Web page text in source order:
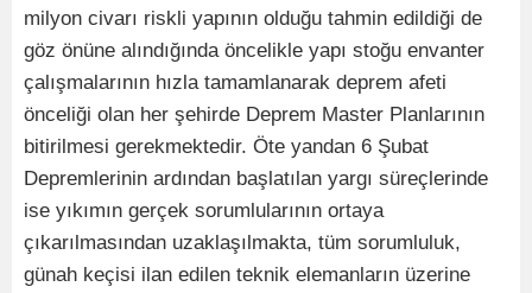
milyon civarı riskli yapının olduğu tahmin edildiği de
göz önüne alındığında öncelikle yapı stoğu envanter
çalışmalarının hızla tamamlanarak deprem afeti
önceliği olan her şehirde Deprem Master Planlarının
bitirilmesi gerekmektedir. Öte yandan 6 Şubat
Depremlerinin ardından başlatılan yargı süreçlerinde
ise yıkımın gerçek sorumlularının ortaya
çıkarılmasından uzaklaşılmakta, tüm sorumluluk,
günah keçisi ilan edilen teknik elemanların üzerine